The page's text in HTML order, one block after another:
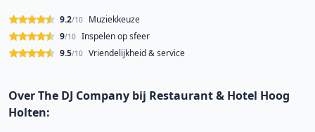
Muziekkeuze
9.2/10
Inspelen op sfeer
9/10
Vriendelijkheid & service
9.5/10
Over The DJ Company bij Restaurant & Hotel Hoog
Holten: